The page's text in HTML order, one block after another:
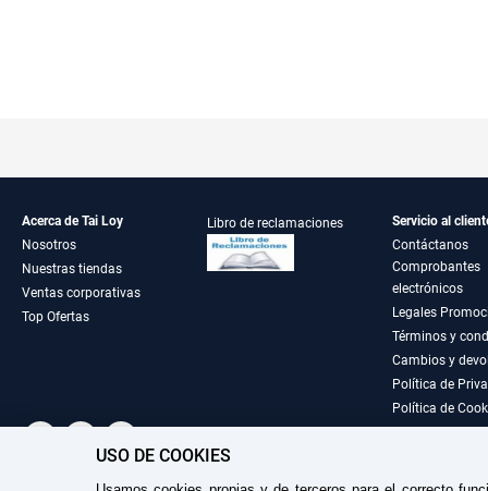
Acerca de Tai Loy
Nosotros
Nuestras tiendas
Ventas corporativas
Top Ofertas
Libro de reclamaciones
Servicio al
Contáctanos
Comprobantes
electrónicos
Legales
Términos y
Cambios y
Política de
Política de
USO DE COOKIES